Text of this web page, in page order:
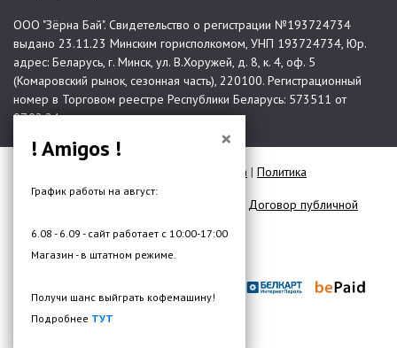
ООО "Зёрна Бай". Свидетельство о регистрации №193724734
выдано 23.11.23 Минским горисполкомом, УНП 193724734, Юр.
адрес: Беларусь, г. Минск, ул. В.Хоружей, д. 8, к. 4, оф. 5
(Комаровский рынок, сезонная часть), 220100. Регистрационный
номер в Торговом реестре Республики Беларусь: 573511 от
07.02.24.
Карта сайта | Политика
конфиденциальности
Договор публичной
Разработка сайта —DMW.BY
×
! Amigos !
График работы на август:
6.08 - 6.09 - сайт работает с 10:00-17:00
Магазин - в штатном режиме.
Получи шанс выйграть кофемашину!
Подробнее ТУТ